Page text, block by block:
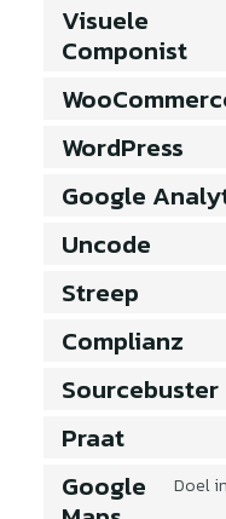
Visuele
Componist
WordPress
Google
Uncode
Streep
Complianz
Sourcebuster
Praat
Google
Doel